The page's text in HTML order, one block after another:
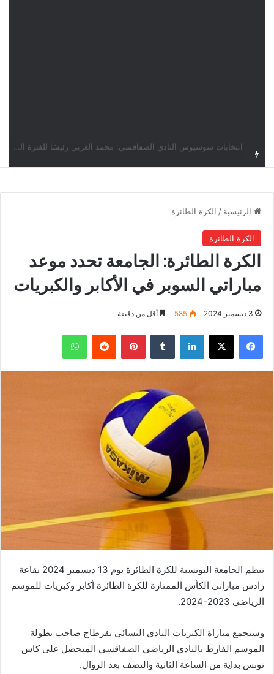
الرئيسية / الكرة الطائرة
الكرة الطائرة
الكرة الطائرة: الجامعة تحدد موعد
مباراتي السوبر في الأكابر والكبريات
3 ديسمبر 2024 585 أقل من دقيقة
فيسبوك ‫X لينكدإن بينتيريست واتساب
تنظم الجامعة التونسية للكرة الطائرة يوم 13 ديسمبر 2024 بقاعة
رادس مباراتي الكأس الممتازة للكرة الطائرة أكابر وكبريات للموسم
الرياضي 2023-2024.
وستجمع مباراة الكبريات النادي النسائي بقرطاج صاحب بطولة
الموسم الفارط بالنادي الرياضي الصفاقسي المتحصل على كاس
تونس بداية من الساعة الثانية والنصف بعد الزوال.